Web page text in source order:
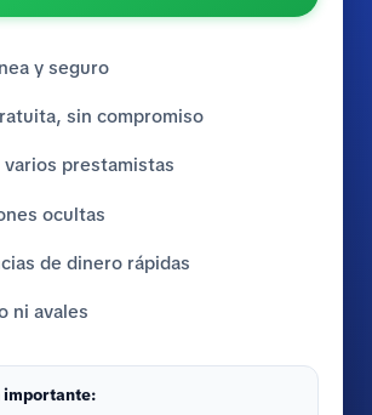
y seguro
sin compromiso
prestamistas
ocultas
de dinero rápidas
ni avales
importante: